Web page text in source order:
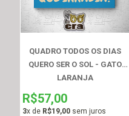
QUADRO TODOS OS DIAS
QUERO SER O SOL - GATO
LARANJA
R$57,00
3x de R$19,00sem juros